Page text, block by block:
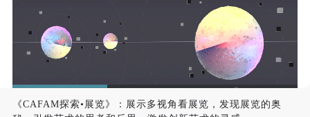
《CAFAM探索•展览》：展示多视角看展览，发现展览的奥